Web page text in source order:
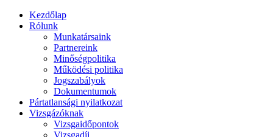
Kezdőlap
Rólunk
Munkatársaink
Partnereink
Minőségpolitika
Működési politika
Jogszabályok
Dokumentumok
Pártatlansági nyilatkozat
Vizsgázóknak
Vizsgaidőpontok
Vizsgadíj